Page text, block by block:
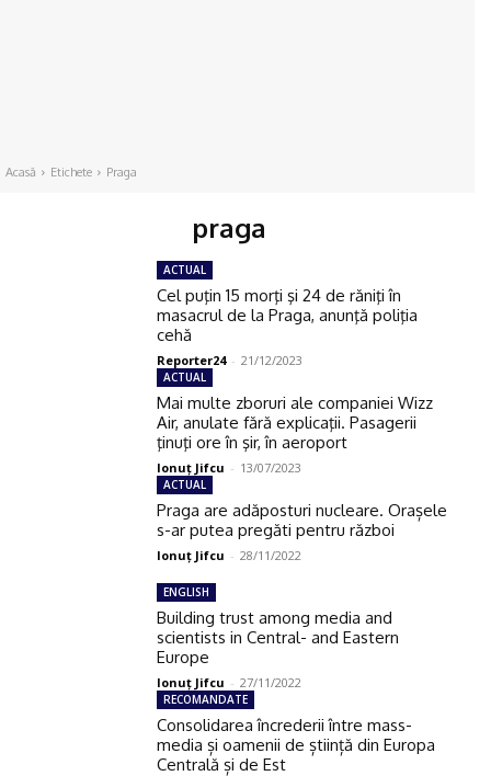
Acasă Etichete Praga
praga
ACTUAL
Cel puţin 15 morţi şi 24 de răniţi în
masacrul de la Praga, anunţă poliţia
cehă
Reporter24 - 21/12/2023
ACTUAL
Mai multe zboruri ale companiei Wizz
Air, anulate fără explicaţii. Pasagerii
ţinuţi ore în şir, în aeroport
Ionuţ Jifcu - 13/07/2023
ACTUAL
Praga are adăposturi nucleare. Orașele
s-ar putea pregăti pentru război
Ionuţ Jifcu - 28/11/2022
ENGLISH
Building trust among media and
scientists in Central- and Eastern
Europe
Ionuţ Jifcu - 27/11/2022
RECOMANDATE
Consolidarea încrederii între mass-
media și oamenii de știință din Europa
Centrală și de Est